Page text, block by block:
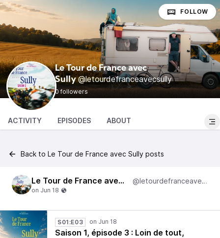
Le Tour de France avec
Sully @letourdefranceavecsully
0 followers
FOLLOW
ACTIVITY EPISODES ABOUT
Back to Le Tour de France avec Sully posts
Le Tour de France avec Sully @letourdefranceavecsully
S01:E03
Saison 1, épisode 3 : Loin de tout,